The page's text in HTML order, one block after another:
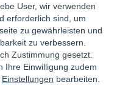
User, wir verwenden
erforderlich sind, um
zu gewährleisten und
zu verbessern.
Zustimmung gesetzt.
Ihre Einwilligung zudem
Einstellungen bearbeiten.